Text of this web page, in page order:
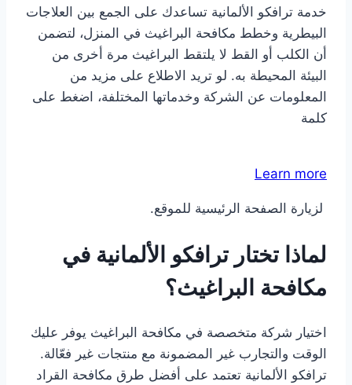
خدمة ترافكو الألمانية تساعدك على الجمع بين العلاجات
البيطرية وخطط مكافحة البراغيث في المنزل، لتضمن
أن الكلب أو القط لا يلتقط البراغيث مرة أخرى من
البيئة المحيطة به. لو تريد الاطلاع على مزيد من
المعلومات عن الشركة وخدماتها المختلفة، اضغط على
كلمة
Learn more
لزيارة الصفحة الرئيسية للموقع.
لماذا تختار ترافكو الألمانية في
مكافحة البراغيث؟
اختيار شركة متخصصة في مكافحة البراغيث​ يوفر عليك
الوقت والتجارب غير المضمونة مع منتجات غير فعّالة.
ترافكو الألمانية تعتمد على أفضل طرق مكافحة القراد